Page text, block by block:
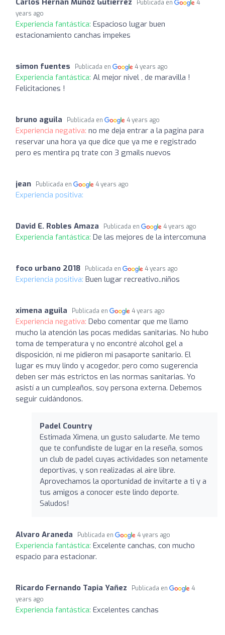
Publicada en
4
years ago
Experiencia fantástica: Espacioso lugar buen
estacionamiento canchas impekes
simon fuentes Publicada en 4 years ago
Experiencia fantástica: Al mejor nivel , de maravilla !
Felicitaciones !
bruno aguila Publicada en 4 years ago
Experiencia negativa: no me deja entrar a la pagina para
reservar una hora ya que dice que ya me e registrado
pero es mentira pq trate con 3 gmails nuevos
jean Publicada en 4 years ago
Experiencia positiva:
David E. Robles Amaza Publicada en 4 years ago
Experiencia fantástica: De las mejores de la intercomuna
foco urbano 2018 Publicada en 4 years ago
Experiencia positiva: Buen lugar recreativo..niños
ximena aguila Publicada en 4 years ago
Experiencia negativa: Debo comentar que me llamo
mucho la atención las pocas medidas sanitarias. No hubo
toma de temperatura y no encontré alcohol gel a
disposición, ni me pidieron mi pasaporte sanitario. El
lugar es muy lindo y acogedor, pero como sugerencia
deben ser más estrictos en las normas sanitarias. Yo
asistí a un cumpleaños, soy persona externa. Debemos
seguir cuidándonos.
Padel Country
Estimada Ximena, un gusto saludarte. Me temo
que te confundiste de lugar en la reseña, somos
un club de padel cuyas actividades son netamente
deportivas, y son realizadas al aire libre.
Aprovechamos la oportunidad de invitarte a ti y a
tus amigos a conocer este lindo deporte.
Saludos!
Alvaro Araneda Publicada en 4 years ago
Experiencia fantástica: Excelente canchas, con mucho
espacio para estacionar.
Ricardo Fernando Tapia Yañez Publicada en
4
years ago
Experiencia fantástica: Excelentes canchas